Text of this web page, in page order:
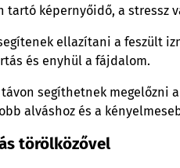
tartó képernyőidő, a stressz
ellazítani a feszült
és enyhül a fájdalom.
távon segíthetnek
alváshoz és a
törölközővel